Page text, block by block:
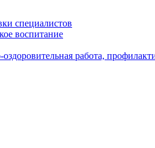
специалистов
воспитание
работа,